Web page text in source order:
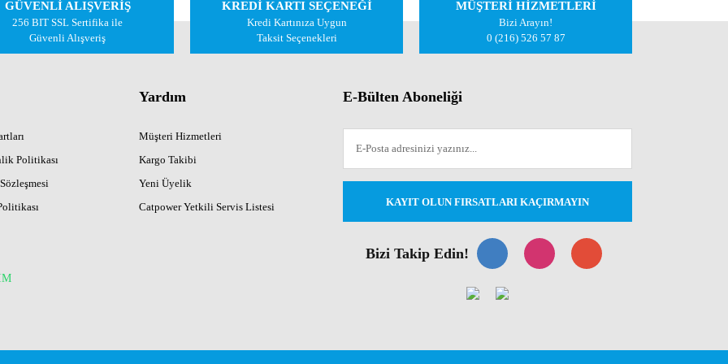
Gönder
GÜVENLİ ALIŞVERİŞ
256 BIT SSL Sertifika ile
Güvenli Alışveriş
KREDİ KARTI SEÇENEĞİ
Kredi Kartınıza Uygun
Taksit Seçenekleri
MÜŞTERİ HİZMETLERİ
Bizi Arayın!
0 (216) 526 57 87
Politikası
Yardım
Müşteri Hizmetleri
Kargo Takibi
Yeni Üyelik
Catpower Yetkili Servis Listesi
E-Bülten Aboneliği
KAYIT OLUN FIRSATLARI KAÇIRMAYIN
Bizi Takip Edin!